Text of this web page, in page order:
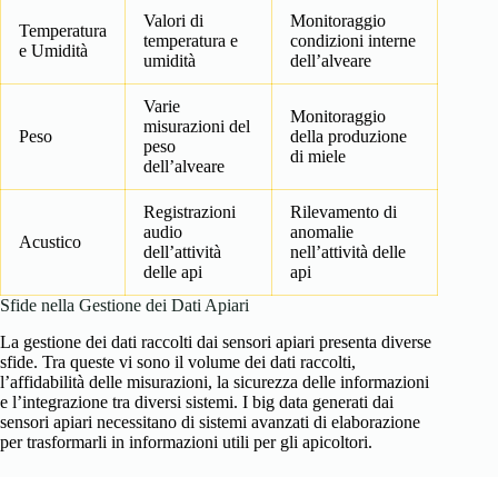
Temperatura
e Umidità
Valori di
temperatura e
umidità
Monitoraggio
condizioni interne
dell’alveare
Peso
Varie
misurazioni del
peso
dell’alveare
Monitoraggio
della produzione
di miele
Acustico
Registrazioni
audio
dell’attività
delle api
Rilevamento di
anomalie
nell’attività delle
api
Sfide nella Gestione dei Dati Apiari
La gestione dei dati raccolti dai sensori apiari presenta diverse
sfide. Tra queste vi sono il volume dei dati raccolti,
l’affidabilità delle misurazioni, la sicurezza delle informazioni
e l’integrazione tra diversi sistemi. I big data generati dai
sensori apiari necessitano di sistemi avanzati di elaborazione
per trasformarli in informazioni utili per gli apicoltori.